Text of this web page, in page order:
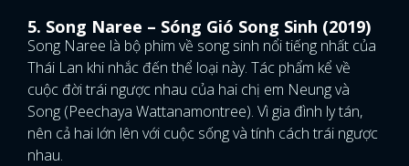
5. Song Naree – Sóng Gió Song Sinh (2019)
Song Naree là bộ phim về song sinh nổi tiếng nhất của
Thái Lan khi nhắc đến thể loại này. Tác phẩm kể về
cuộc đời trái ngược nhau của hai chị em Neung và
Song (Peechaya Wattanamontree). Vì gia đình ly tán,
nên cả hai lớn lên với cuộc sống và tính cách trái ngược
nhau.